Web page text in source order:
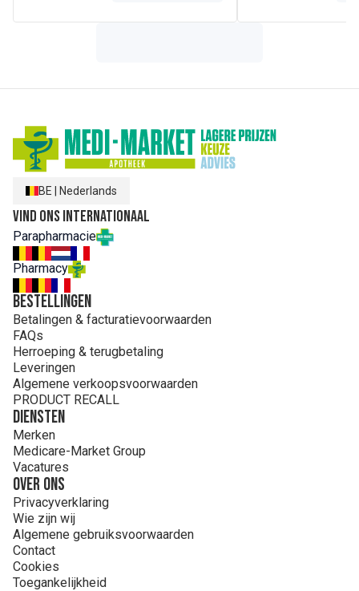
BE Nederlands
Vind ons internationaal
Parapharmacie
Pharmacy
Bestellingen
Betalingen & facturatievoorwaarden
FAQs
Herroeping & terugbetaling
Leveringen
Algemene verkoopsvoorwaarden
PRODUCT RECALL
Diensten
Merken
Medicare-Market Group
Vacatures
Over ons
Privacyverklaring
Wie zijn wij
Algemene gebruiksvoorwaarden
Contact
Cookies
Toegankelijkheid